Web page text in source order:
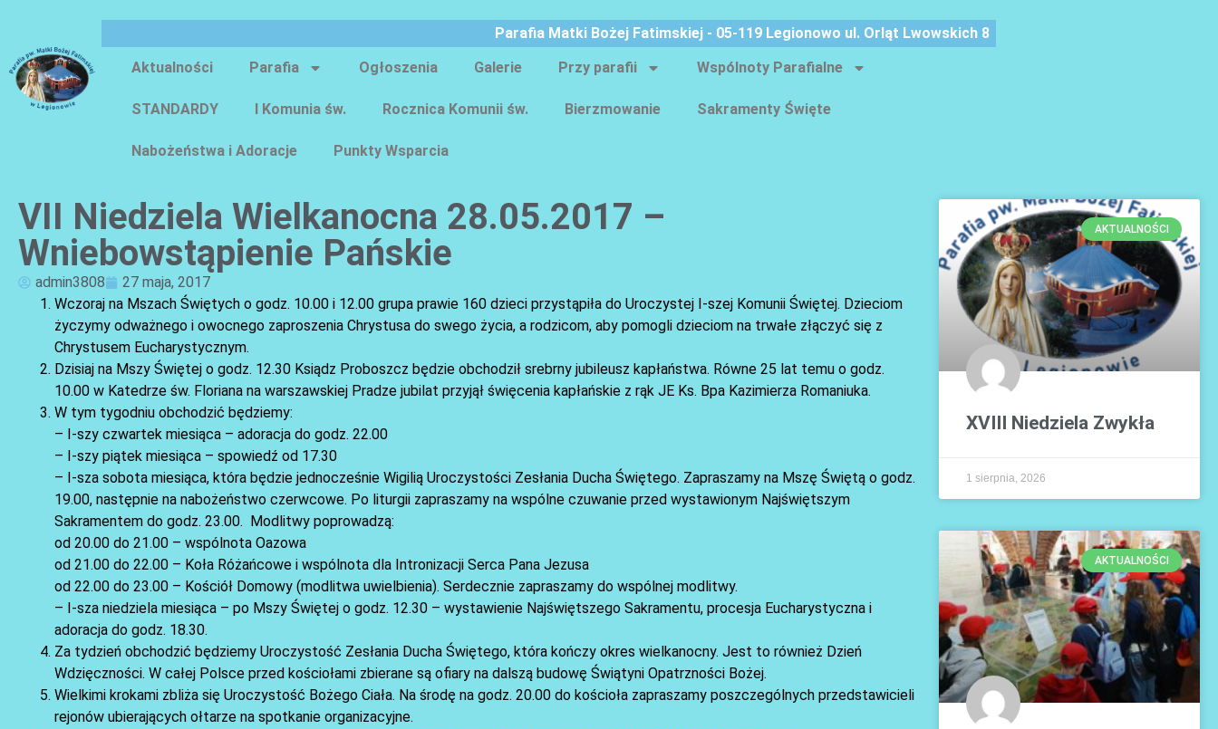
Parafia Matki Bożej Fatimskiej - 05-119 Legionowo ul. Orląt Lwowskich 8
Aktualności
Parafia Ogłoszenia Galerie Przy parafii Wspólnoty Parafialne
STANDARDY I Komunia św. Rocznica Komunii św. Bierzmowanie Sakramenty Święte
Nabożeństwa i Adoracje Punkty Wsparcia
VII Niedziela Wielkanocna 28.05.2017 –
Wniebowstąpienie Pańskie
admin3808
27 maja, 2017
Wczoraj na Mszach Świętych o godz. 10.00 i 12.00 grupa prawie 160 dzieci przystąpiła do Uroczystej I-szej Komunii Świętej. Dzieciom
życzymy odważnego i owocnego zaproszenia Chrystusa do swego życia, a rodzicom, aby pomogli dzieciom na trwałe złączyć się z
Chrystusem Eucharystycznym.
Dzisiaj na Mszy Świętej o godz. 12.30 Ksiądz Proboszcz będzie obchodził srebrny jubileusz kapłaństwa. Równe 25 lat temu o godz.
10.00 w Katedrze św. Floriana na warszawskiej Pradze jubilat przyjął święcenia kapłańskie z rąk JE Ks. Bpa Kazimierza Romaniuka.
W tym tygodniu obchodzić będziemy:
– I-szy czwartek miesiąca – adoracja do godz. 22.00
– I-szy piątek miesiąca – spowiedź od 17.30
– I-sza sobota miesiąca, która będzie jednocześnie Wigilią Uroczystości Zesłania Ducha Świętego. Zapraszamy na Mszę Świętą o godz.
19.00, następnie na nabożeństwo czerwcowe. Po liturgii zapraszamy na wspólne czuwanie przed wystawionym Najświętszym
Sakramentem do godz. 23.00. Modlitwy poprowadzą:
od 20.00 do 21.00 – wspólnota Oazowa
od 21.00 do 22.00 – Koła Różańcowe i wspólnota dla Intronizacji Serca Pana Jezusa
od 22.00 do 23.00 – Kościół Domowy (modlitwa uwielbienia). Serdecznie zapraszamy do wspólnej modlitwy.
– I-sza niedziela miesiąca – po Mszy Świętej o godz. 12.30 – wystawienie Najświętszego Sakramentu, procesja Eucharystyczna i
adoracja do godz. 18.30.
Za tydzień obchodzić będziemy Uroczystość Zesłania Ducha Świętego, która kończy okres wielkanocny. Jest to również Dzień
Wdzięczności. W całej Polsce przed kościołami zbierane są ofiary na dalszą budowę Świątyni Opatrzności Bożej.
Wielkimi krokami zbliża się Uroczystość Bożego Ciała. Na środę na godz. 20.00 do kościoła zapraszamy poszczególnych przedstawicieli
rejonów ubierających ołtarze na spotkanie organizacyjne.
AKTUALNOŚCI
XVIII Niedziela Zwykła
1 sierpnia, 2026
AKTUALNOŚCI